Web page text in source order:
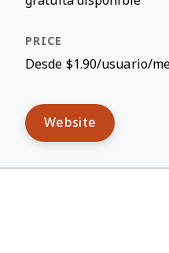
Desde $1.90/usuario/
Website